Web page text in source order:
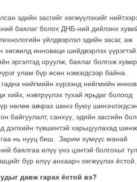
эдийн засгийг хөгжүүлэхийг
баялаг болох ДНБ-ний дийлэнх
үйлдвэрлэл эдийн засаг, аж
инноваци шийдвэрлэх үүрэгтэй.
эргэлтэд оруулж, баялаг болгож
улам бүр өсөн нэмэгдсээр байна.
нийгмийн хүрээнд нийгмийн
хийх, нэвтрүүлэх тухай ярьдаг болоод
нөлөө авчрах шинэ буюу шинэчлэгдсэн
байгуулалт, санхүү, эдийн засгийн
дэлхийн түвшинтэй харьцуулахад
нь нууц биш. Зарим хүмүүс манай
баялгаа илүү үнэ цэнтэй болгохыг
бүр илүү анхаарч хөгжүүлэх ёстой.
давж гарах ёстой вэ?